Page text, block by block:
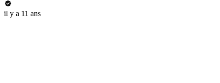
il y a 11 ans